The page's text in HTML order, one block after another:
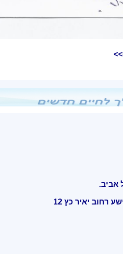
מרפאות מומחים בית חולים אלישע רחוב יאיר כץ 12